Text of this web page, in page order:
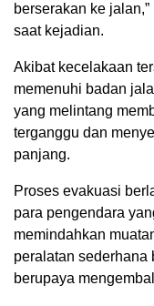
berserakan ke
saat kejadian.
Akibat kecelakaan
memenuhi badan
yang melintang
terganggu dan
panjang.
Proses evakuasi
para pengendara
memindahkan
peralatan sederhana
berupaya